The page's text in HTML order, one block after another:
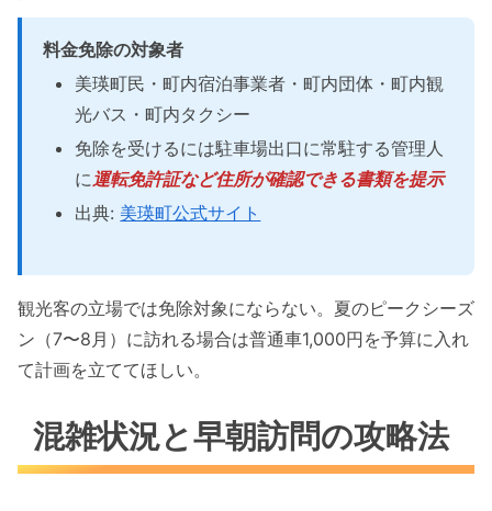
料金免除の対象者
美瑛町民・町内宿泊事業者・町内団体・町内観
光バス・町内タクシー
免除を受けるには駐車場出口に常駐する管理人
に 運転免許証など住所が確認できる書類を提示
出典: 美瑛町公式サイト
観光客の立場では免除対象にならない。夏のピークシーズ
ン（7〜8月）に訪れる場合は普通車1,000円を予算に入れ
て計画を立ててほしい。
混雑状況と早朝訪問の攻略法